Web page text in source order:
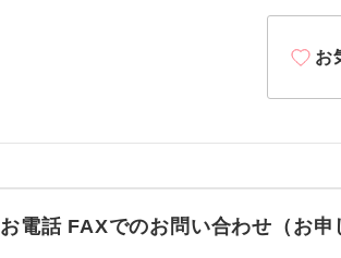
お
お電話 FAXでのお問い合わせ（お申
ホテル指定